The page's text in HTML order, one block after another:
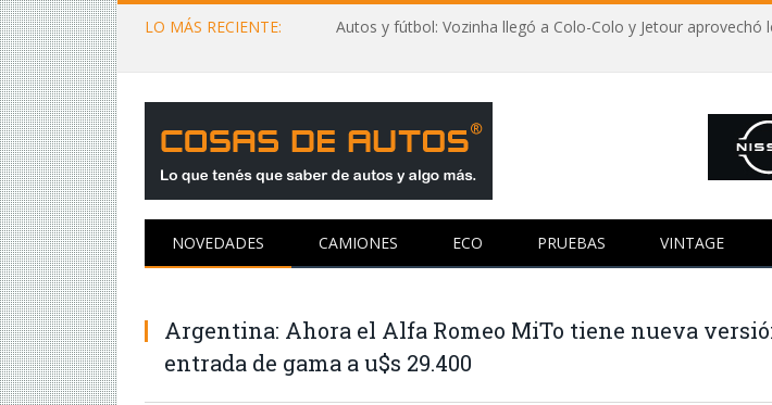
LO MÁS RECIENTE:
NOVEDADES CAMIONES ECO PRUEBAS VINTAGE
Argentina: Ahora el Alfa Romeo MiTo tiene nueva
entrada de gama a u$s 29.400